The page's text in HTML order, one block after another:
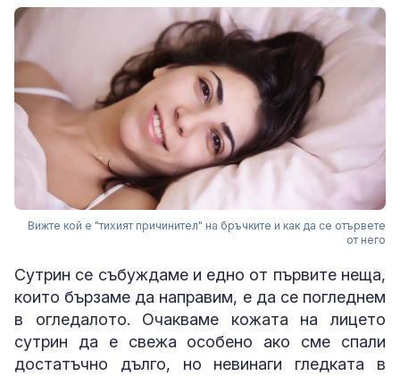
Вижте кой е "тихият причинител" на бръчките и как да се отървете
от него
Сутрин се събуждаме и едно от първите неща,
които бързаме да направим, е да се погледнем
в огледалото. Очакваме кожата на лицето
сутрин да е свежа особено ако сме спали
достатъчно дълго, но невинаги гледката в